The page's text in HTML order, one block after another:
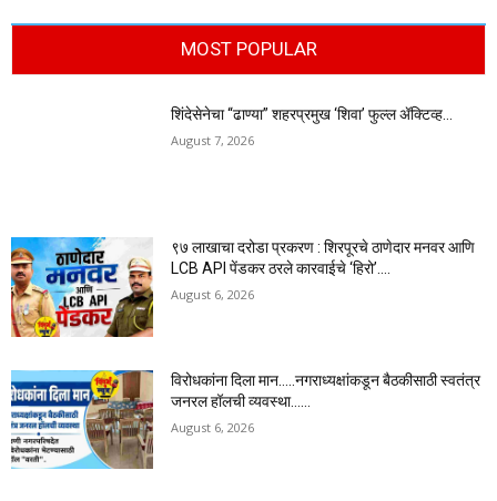
MOST POPULAR
शिंदेसेनेचा “ढाण्या” शहरप्रमुख ‘शिवा’ फुल्ल ॲक्टिव्ह…
August 7, 2026
९७ लाखाचा दरोडा प्रकरण : शिरपूरचे ठाणेदार मनवर आणि
LCB API पेंडकर ठरले कारवाईचे ‘हिरो’….
August 6, 2026
विरोधकांना दिला मान…..नगराध्यक्षांकडून बैठकीसाठी स्वतंत्र
जनरल हॉलची व्यवस्था……
August 6, 2026